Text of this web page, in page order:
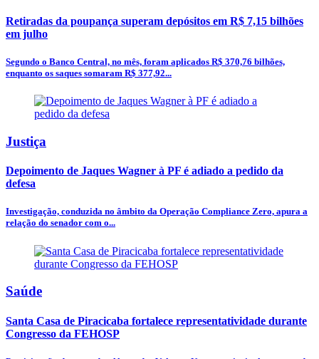
Retiradas da poupança superam depósitos em R$ 7,15 bilhões
em julho
Segundo o Banco Central, no mês, foram aplicados R$ 370,76 bilhões,
enquanto os saques somaram R$ 377,92...
Justiça
Depoimento de Jaques Wagner à PF é adiado a pedido da
defesa
Investigação, conduzida no âmbito da Operação Compliance Zero, apura a
relação do senador com o...
Saúde
Santa Casa de Piracicaba fortalece representatividade durante
Congresso da FEHOSP